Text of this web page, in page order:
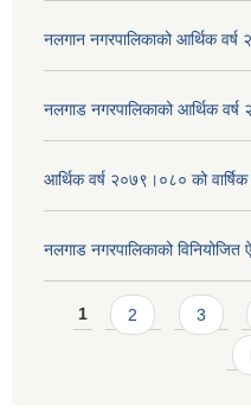
नलगान नगरपालिकाको आर्थिक
नलगाड नगरपालिकाको आर्थिक
आर्थिक वर्ष २०७९।०८० को वार्षिक
नलगाड नगरपालिकाको
Pages
1 2 3